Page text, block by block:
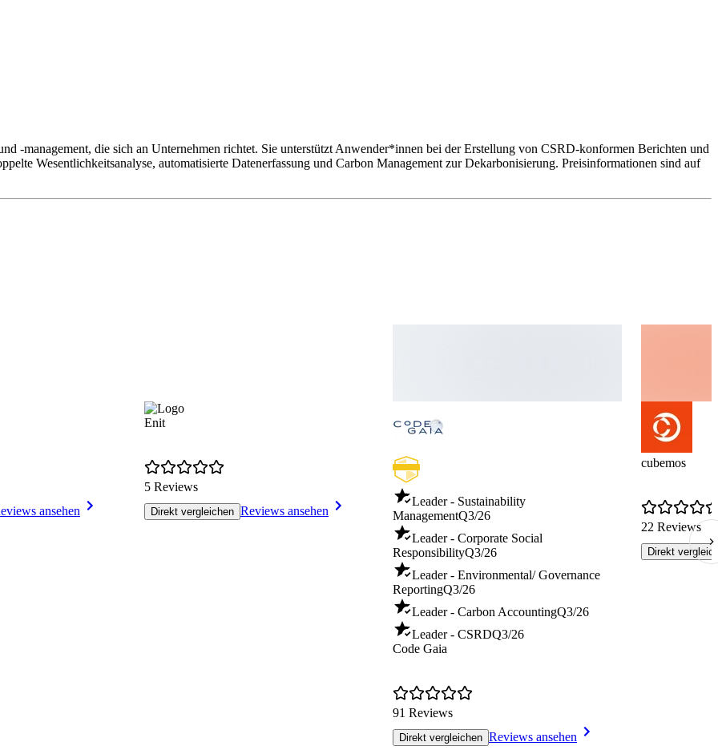
-management, die sich an Unternehmen richtet. Sie unterstützt Anwender*innen bei der Erstellung von CSRD-konformen Berichten und
Wesentlichkeitsanalyse, automatisierte Datenerfassung und Carbon Management zur Dekarbonisierung. Preisinformationen sind auf
ansehen
Enit
5 Reviews
Direkt vergleichen Reviews ansehen
Leader - Sustainability
ManagementQ3/26
Leader - Corporate Social
ResponsibilityQ3/26
Leader - Environmental/ Governance
ReportingQ3/26
Leader - Carbon AccountingQ3/26
Leader - CSRDQ3/26
Code Gaia
91 Reviews
Direkt vergleichen Reviews ansehen
cubemos
22 Reviews
Direkt